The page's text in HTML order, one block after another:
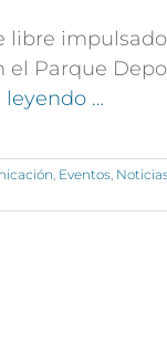
libre
el Parque
leyendo …
Eventos